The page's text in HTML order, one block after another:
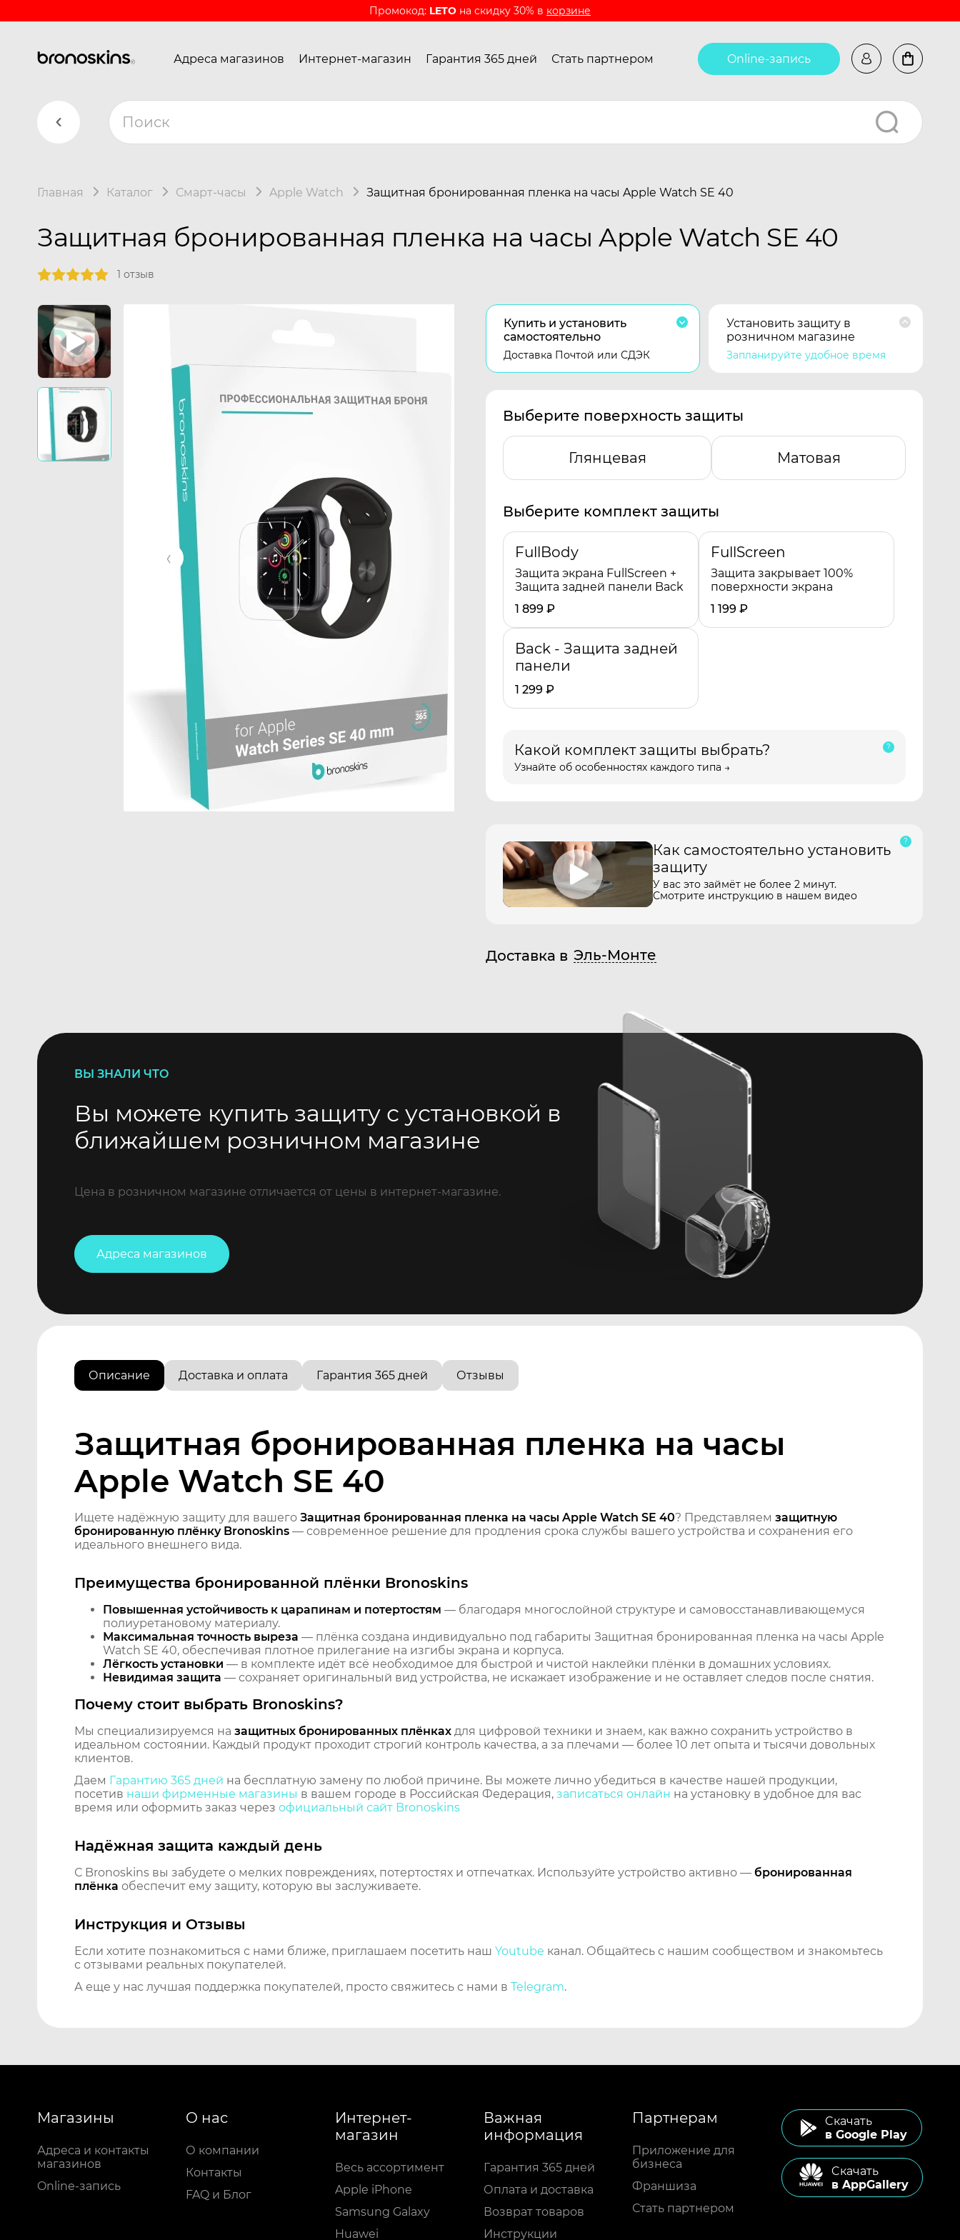
Промокод: LETO на скидку 30% в корзине
Адреса магазинов Интернет-магазин Гарантия 365 дней Стать партнером Online-запись
Главная Каталог Смарт-часы Apple Watch Защитная бронированная пленка на часы Apple Watch SE 40
Защитная бронированная пленка на часы Apple Watch SE 40
1 отзыв
Купить и установить
самостоятельно
Доставка Почтой или СДЭК
Установить защиту в
розничном магазине
Запланируйте удобное время
Выберите поверхность защиты
Глянцевая Матовая
Выберите комплект защиты
FullBody
Защита экрана FullScreen +
Защита задней панели Back
1 899 ₽
FullScreen
Защита закрывает 100%
поверхности экрана
1 199 ₽
Back - Защита задней
панели
1 299 ₽
Какой комплект защиты выбрать?
Узнайте об особенностях каждого типа →
Как самостоятельно установить
защиту
У вас это займёт не более 2 минут.
Смотрите инструкцию в нашем видео
Доставка в Эль-Монте
ВЫ ЗНАЛИ ЧТО
Вы можете купить защиту с установкой в
ближайшем розничном магазине
Цена в розничном магазине отличается от цены в интернет-магазине.
Адреса магазинов
Описание Доставка и оплата Гарантия 365 дней Отзывы
Защитная бронированная пленка на часы
Apple Watch SE 40
Ищете надёжную защиту для вашего Защитная бронированная пленка на часы Apple Watch SE 40? Представляем защитную
бронированную плёнку Bronoskins — современное решение для продления срока службы вашего устройства и сохранения его
идеального внешнего вида.
Преимущества бронированной плёнки Bronoskins
Повышенная устойчивость к царапинам и потертостям — благодаря многослойной структуре и самовосстанавливающемуся
полиуретановому материалу.
Максимальная точность выреза — плёнка создана индивидуально под габариты Защитная бронированная пленка на часы Apple
Watch SE 40, обеспечивая плотное прилегание на изгибы экрана и корпуса.
Лёгкость установки — в комплекте идёт всё необходимое для быстрой и чистой наклейки плёнки в домашних условиях.
Невидимая защита — сохраняет оригинальный вид устройства, не искажает изображение и не оставляет следов после снятия.
Почему стоит выбрать Bronoskins?
Мы специализируемся на защитных бронированных плёнках для цифровой техники и знаем, как важно сохранить устройство в
идеальном состоянии. Каждый продукт проходит строгий контроль качества, а за плечами — более 10 лет опыта и тысячи довольных
клиентов.
Даем Гарантию 365 дней на бесплатную замену по любой причине. Вы можете лично убедиться в качестве нашей продукции,
посетив наши фирменные магазины в вашем городе в Российская Федерация, записаться онлайн на установку в удобное для вас
время или оформить заказ через официальный сайт Bronoskins
Надёжная защита каждый день
С Bronoskins вы забудете о мелких повреждениях, потертостях и отпечатках. Используйте устройство активно — бронированная
плёнка обеспечит ему защиту, которую вы заслуживаете.
Инструкция и Отзывы
Если хотите познакомиться с нами ближе, приглашаем посетить наш Youtube канал. Общайтесь с нашим сообществом и знакомьтесь
с отзывами реальных покупателей.
А еще у нас лучшая поддержка покупателей, просто свяжитесь с нами в Telegram.
Магазины
Адреса и контакты
магазинов
Online-запись
О нас
О компании
Контакты
FAQ и Блог
Интернет-
магазин
Весь ассортимент
Apple iPhone
Samsung Galaxy
Huawei
Важная
информация
Гарантия 365 дней
Оплата и доставка
Возврат товаров
Инструкции
Партнерам
Приложение для
бизнеса
Франшиза
Стать партнером
Cкачать
в Google Play
Cкачать
в AppGallery